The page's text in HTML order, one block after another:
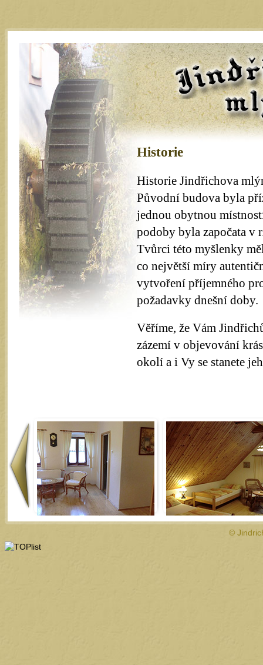
Jindřichův
Historie
Historie Jindřichova
Původní budova byla
jednou obytnou
podoby byla započata v
Tvůrci této myšlenky
co největší míry
vytvoření příjemného
požadavky dnešní doby.
Věříme, že Vám
zázemí v objevování
okolí a i Vy se stanete
©